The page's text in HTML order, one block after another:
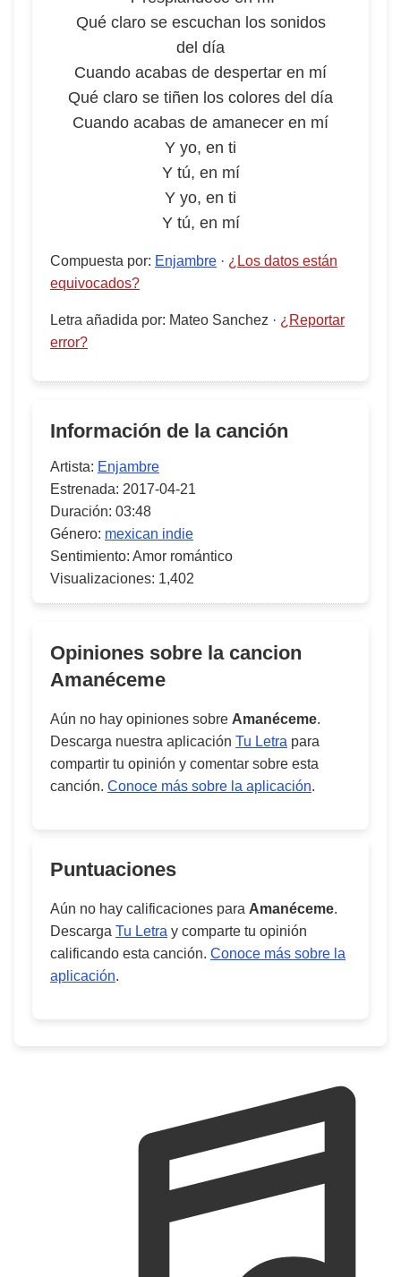
Qué claro se escuchan los sonidos
del día
Cuando acabas de despertar en mí
Qué claro se tiñen los colores del día
Cuando acabas de amanecer en mí
Y yo, en ti
Y tú, en mí
Y yo, en ti
Y tú, en mí
Compuesta por: Enjambre · ¿Los datos están
equivocados?
Letra añadida por: Mateo Sanchez · ¿Reportar
error?
Información de la canción
Artista: Enjambre
Estrenada: 2017-04-21
Duración: 03:48
Género: mexican indie
Sentimiento: Amor romántico
Visualizaciones: 1,402
Opiniones sobre la cancion
Amanéceme
Aún no hay opiniones sobre Amanéceme.
Descarga nuestra aplicación Tu Letra para
compartir tu opinión y comentar sobre esta
canción. Conoce más sobre la aplicación.
Puntuaciones
Aún no hay calificaciones para Amanéceme.
Descarga Tu Letra y comparte tu opinión
calificando esta canción. Conoce más sobre la
aplicación.